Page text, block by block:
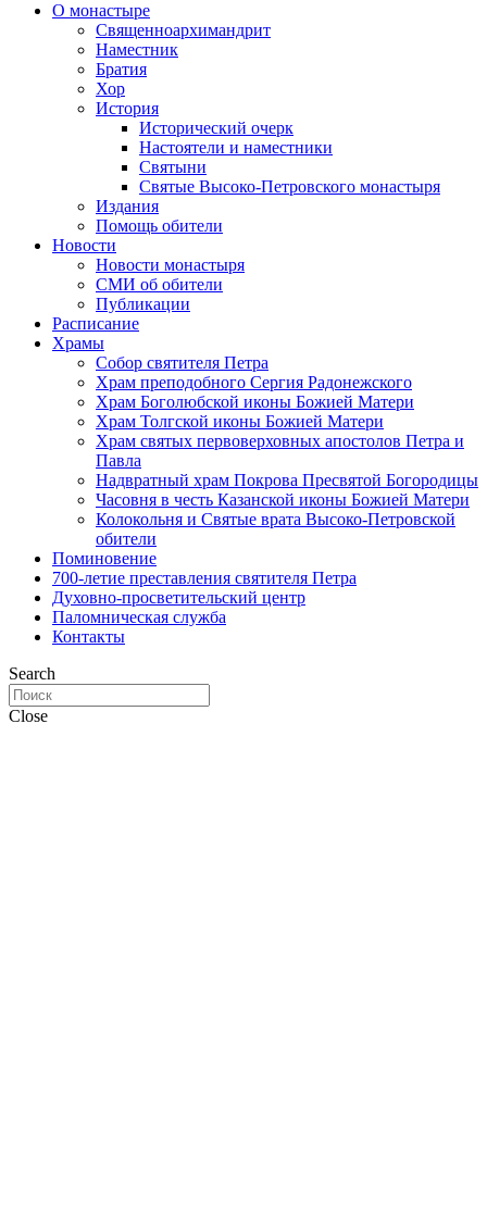
О монастыре
Священноархимандрит
Наместник
Братия
Хор
История
Исторический очерк
Настоятели и наместники
Святыни
Святые Высоко-Петровского монастыря
Издания
Помощь обители
Новости
Новости монастыря
СМИ об обители
Публикации
Расписание
Храмы
Собор святителя Петра
Храм преподобного Сергия Радонежского
Храм Боголюбской иконы Божией Матери
Храм Толгской иконы Божией Матери
Храм святых первоверховных апостолов Петра и
Павла
Надвратный храм Покрова Пресвятой Богородицы
Часовня в честь Казанской иконы Божией Матери
Колокольня и Святые врата Высоко-Петровской
обители
Поминовение
700-летие преставления святителя Петра
Духовно-просветительский центр
Паломническая служба
Контакты
Search
Close